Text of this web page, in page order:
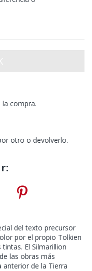
compra.
otro o devolverlo.
del texto precursor
por el propio Tolkien
El Silmarillion
las obras más
anterior de la Tierra